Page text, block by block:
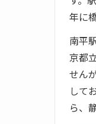
年に
南平
京都
せん
して
ら、